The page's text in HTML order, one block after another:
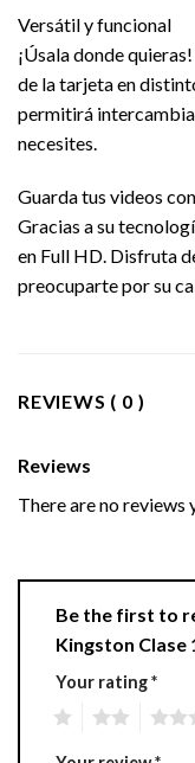
Versátil y funcional
¡Úsala donde
de la tarjeta en
permitirá
necesites.
Guarda tus videos
Gracias a su
en Full HD. Disfruta
preocuparte por su
REVIEWS ( 0 )
Reviews
There are no reviews
Be the first to
Kingston Clase
Your rating*